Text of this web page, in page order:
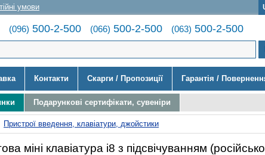
умови
(096) 500-2-500 (066) 500-2-500 (063) 500-2-500
Контакти Скарги / Пропозиції Гарантія /
Подарункові сертифікати, сувеніри
Пристрої введення, клавіатури, джойстики
міні клавіатура i8 з підсвічуванням